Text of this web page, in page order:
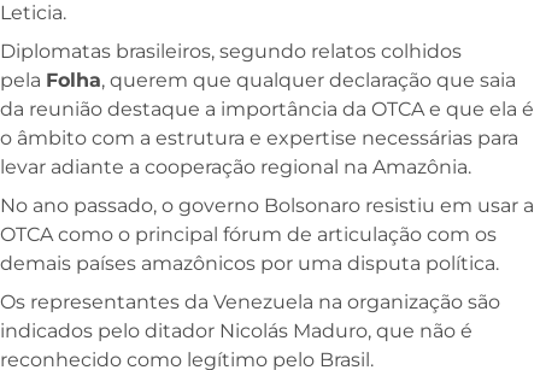
Leticia.
Diplomatas brasileiros, segundo relatos colhidos
pela Folha, querem que qualquer declaração que saia
da reunião destaque a importância da OTCA e que ela é
o âmbito com a estrutura e expertise necessárias para
levar adiante a cooperação regional na Amazônia.
No ano passado, o governo Bolsonaro resistiu em usar a
OTCA como o principal fórum de articulação com os
demais países amazônicos por uma disputa política.
Os representantes da Venezuela na organização são
indicados pelo ditador Nicolás Maduro, que não é
reconhecido como legítimo pelo Brasil.